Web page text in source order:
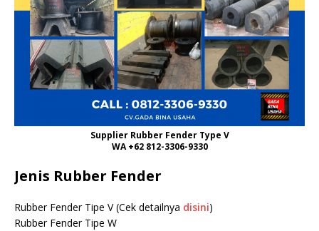
Supplier Rubber Fender Type V
WA +62 812-3306-9330
Jenis Rubber Fender
Rubber Fender Tipe V (Cek detailnya disini)
Rubber Fender Tipe W